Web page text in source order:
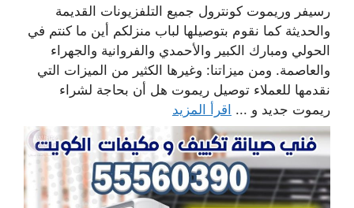
رسيفر وريموت كونترول جميع التلفزيونات القديمة
والحديثة كما نقوم بتوصيلها لباب منزلكم أين ما كنتم في
الحولي ومبارك الكبير والأحمدي والفروانية والجهراء
والعاصمة. ومن ميزاتنا: وغيرها الكثير من الميزات التي
نقدمها للعملاء توصيل ريموت هل أن بحاجة لشراء
ريموت جديد و ... اقرأ المزيد